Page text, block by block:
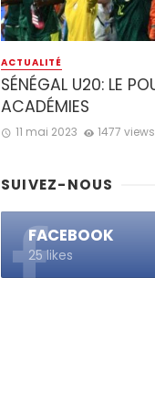
ACTUALITÉ
SÉNÉGAL U20: LE
ACADÉMIES
11 mai 2023 1477 views
SUIVEZ-NOUS
FACEBOOK
25 likes